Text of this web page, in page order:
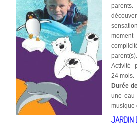
parent(s).
Activité
24 mois.
Durée
une eau
musique
JARDIN